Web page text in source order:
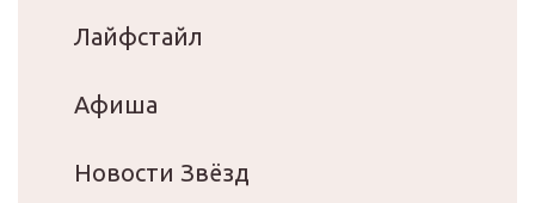
Лайфстайл
Афиша
Новости Звёзд